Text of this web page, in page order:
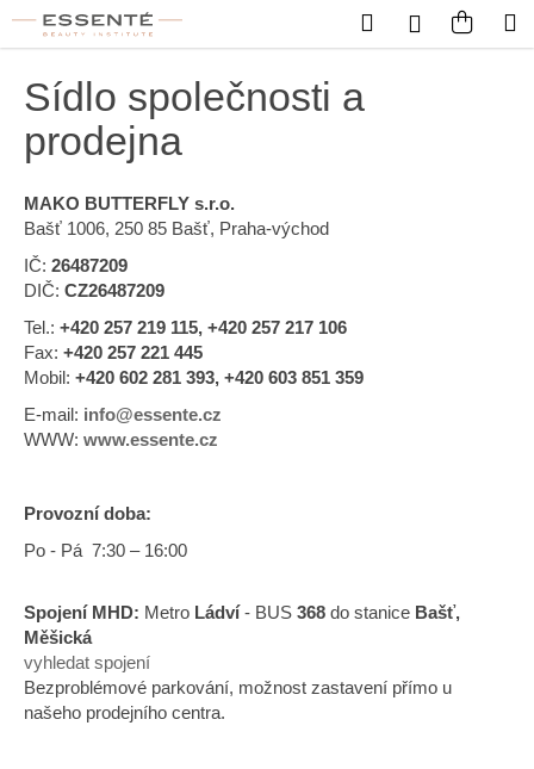
HledatPřihlášení
Sídlo společnosti a
prodejna
MAKO BUTTERFLY s.r.o.
Bašť 1006, 250 85 Bašť, Praha-východ
IČ: 26487209
DIČ: CZ26487209
Tel.: +420 257 219 115, +420 257 217 106
Fax: +420 257 221 445
Mobil: +420 602 281 393, +420 603 851 359
E-mail: info@essente.cz
WWW: www.essente.cz
Provozní doba:
Po - Pá 7:30 – 16:00
Spojení MHD: Metro Ládví- BUS 368 do stanice Bašť,
Měšická
vyhledat spojení
Bezproblémové parkování, možnost zastavení přímo u
našeho prodejního centra.
Košík
C
o
p
o
t
ř
e
b
u
j
e
e
a
í
t
?